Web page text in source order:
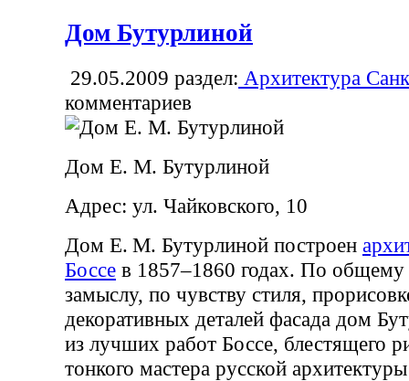
Дом Бутурлиной
29.05.2009 раздел: Архитектура
комментариев
Дом Е. М. Бутурлиной
Адрес: ул. Чайковского, 10
Дом Е. М. Бутурлиной построен
Боссе в 1857–1860 годах. По
замыслу, по чувству стиля,
декоративных деталей фасада дом
из лучших работ Боссе, блестящего
тонкого мастера русской